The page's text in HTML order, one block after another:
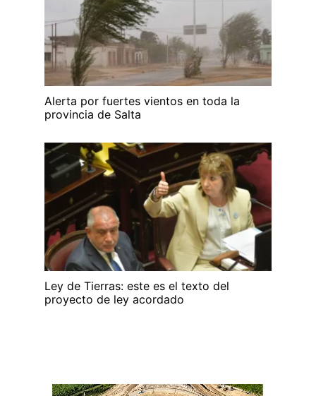
Alerta por fuertes vientos en toda la
provincia de Salta
Ley de Tierras: este es el texto del
proyecto de ley acordado